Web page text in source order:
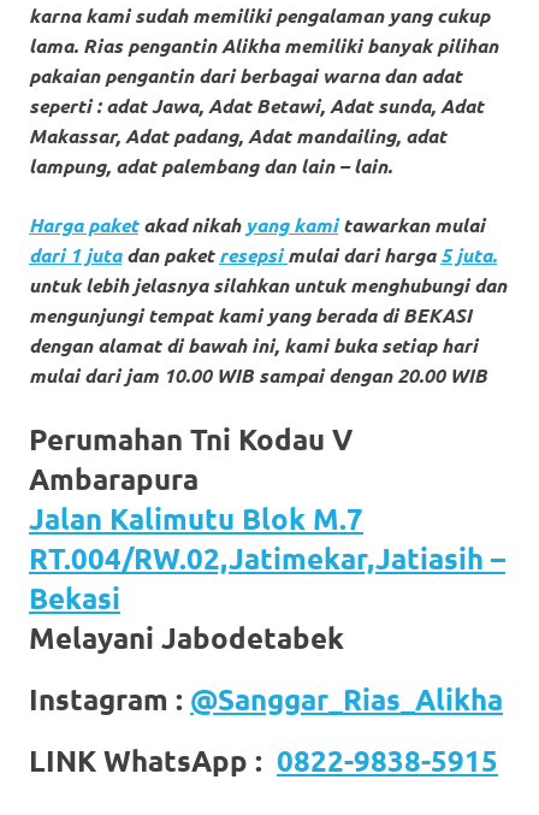
click
fake
watches.
Get
the
facts
https://www.stockswatches.com
anchor
https://
check
this
link
right
here
now
https://www.domainwatches.com
visit
karna kami sudah memiliki pengalaman yang cukup
lama. Rias pengantin Alikha memiliki banyak pilihan
pakaian pengantin dari berbagai warna dan adat
seperti : adat Jawa, Adat Betawi, Adat sunda, Adat
Makassar, Adat padang, Adat mandailing, adat
lampung, adat palembang dan lain – lain.
Harga paketakad nikah yang kamitawarkan mulai
dari 1 jutadan paketresepsimulai dari harga5 juta.
untuk lebih jelasnya silahkan untuk menghubungi dan
mengunjungi tempat kami yang berada di BEKASI
dengan alamat di bawah ini, kami buka setiap hari
mulai dari jam 10.00 WIB sampai dengan 20.00 WIB
Perumahan Tni Kodau V
Ambarapura
Jalan Kalimutu Blok M.7
RT.004/RW.02,Jatimekar,Jatiasih –
Bekasi
Melayani Jabodetabek
Instagram : @Sanggar_Rias_Alikha
LINK WhatsApp : 0822-9838-5915